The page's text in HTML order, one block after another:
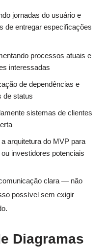
jornadas do usuário e
de entregar especificações
processos atuais e
interessadas
de dependências e
de status
sistemas de clientes
arquitetura do MVP para
investidores potenciais
clara — não
possível sem exigir
Diagramas